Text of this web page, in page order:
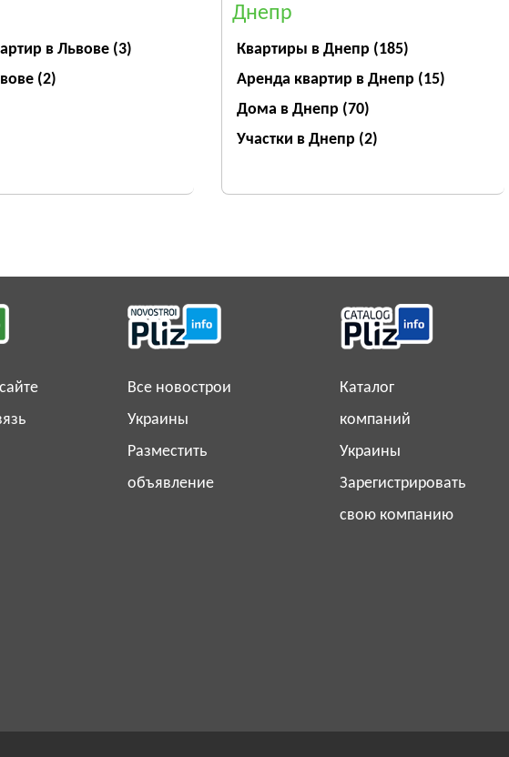
в Львове (3)
(2)
Днепр
Квартиры в Днепр (185)
Аренда квартир в Днепр (15)
Дома в Днепр (70)
Участки в Днепр (2)
Все новострои
Украины
Разместить
объявление
Каталог
компаний
Украины
Зарегистрировать
свою компанию